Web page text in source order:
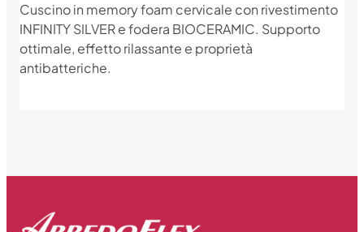
Cuscino in memory foam cervicale con rivestimento
INFINITY SILVER e fodera BIOCERAMIC. Supporto
ottimale, effetto rilassante e proprietà
antibatteriche.